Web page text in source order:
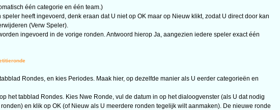
één categorie en één team.)
heeft ingevoerd, denk eraan dat U niet op OK maar op Nieuw klikt, zodat U direct door kan
(Verw Speler).
ingevoerd in de vorige ronden. Antwoord hierop Ja, aangezien iedere speler exact één
Rondes, en kies Periodes. Maak hier, op dezelfde manier als U eerder categorieën en
het tabblad Rondes. Kies Nwe Ronde, vul de datum in op het dialoogvenster (als U dat nodig
en klik op OK (of Nieuw als U meerdere ronden tegelijk wilt aanmaken). De nieuwe ronde